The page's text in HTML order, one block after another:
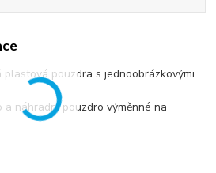
pouzdra s jednoobrázkovými
náhradní pouzdro výměnné na